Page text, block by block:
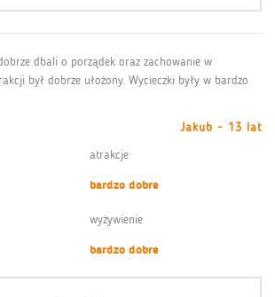
dbali o porządek oraz zachowanie w
był dobrze ułożony. Wycieczki były w bardzo
Jakub - 13 lat
atrakcje
bardzo dobre
wyżywienie
bardzo dobre